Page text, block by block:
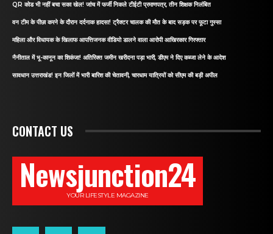
QR कोड भी नहीं बचा सका खेल! जांच में फर्जी निकले टीईटी प्रमाणपत्र, तीन शिक्षक निलंबित
वन टीम के पीछा करने के दौरान दर्दनाक हादसा! ट्रैक्टर चालक की मौत के बाद सड़क पर फूटा गुस्सा
महिला और विधायक के खिलाफ आपत्तिजनक वीडियो डालने वाला आरोपी आखिरकार गिरफ्तार
नैनीताल में भू-कानून का शिकंजा! अतिरिक्त जमीन खरीदना पड़ा भारी, डीएम ने दिए कब्जा लेने के आदेश
सावधान उत्तराखंड! इन जिलों में भारी बारिश की चेतावनी, चारधाम यात्रियों को सीएम की बड़ी अपील
CONTACT US
Newsjunction24
YOUR LIFESTYLE MAGAZINE